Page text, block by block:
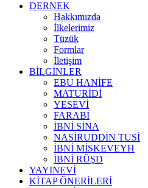
DERNEK
Hakkımızda
İlkelerimiz
Tüzük
Formlar
İletişim
BİLGİNLER
EBU HANİFE
MATURİDİ
YESEVİ
FARABİ
İBNİ SİNA
NASİRUDDİN TUSİ
İBNİ MİSKEVEYH
İBNİ RÜŞD
YAYINEVİ
KİTAP ÖNERİLERİ